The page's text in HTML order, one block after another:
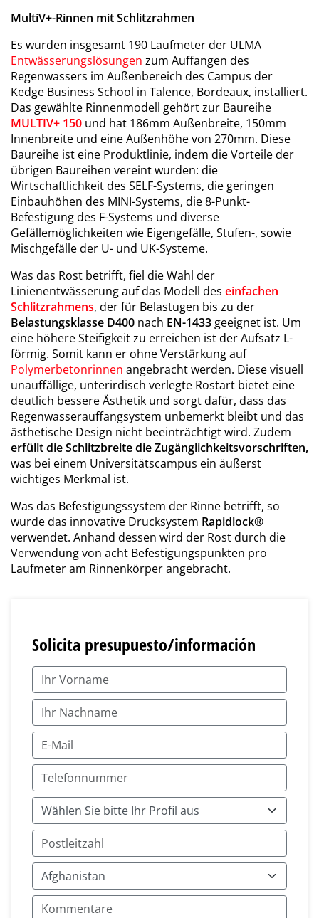
MultiV+-Rinnen mit Schlitzrahmen
Es wurden insgesamt 190 Laufmeter der ULMA
Entwässerungslösungen zum Auffangen des
Regenwassers im Außenbereich des Campus der
Kedge Business School in Talence, Bordeaux, installiert.
Das gewählte Rinnenmodell gehört zur Baureihe
MULTIV+ 150 und hat 186mm Außenbreite, 150mm
Innenbreite und eine Außenhöhe von 270mm. Diese
Baureihe ist eine Produktlinie, indem die Vorteile der
übrigen Baureihen vereint wurden: die
Wirtschaftlichkeit des SELF-Systems, die geringen
Einbauhöhen des MINI-Systems, die 8-Punkt-
Befestigung des F-Systems und diverse
Gefällemöglichkeiten wie Eigengefälle, Stufen-, sowie
Mischgefälle der U- und UK-Systeme.
Was das Rost betrifft, fiel die Wahl der
Linienentwässerung auf das Modell des einfachen
Schlitzrahmens, der für Belastugen bis zu der
Belastungsklasse D400 nach EN-1433 geeignet ist. Um
eine höhere Steifigkeit zu erreichen ist der Aufsatz L-
förmig. Somit kann er ohne Verstärkung auf
Polymerbetonrinnen angebracht werden. Diese visuell
unauffällige, unterirdisch verlegte Rostart bietet eine
deutlich bessere Ästhetik und sorgt dafür, dass das
Regenwasserauffangsystem unbemerkt bleibt und das
ästhetische Design nicht beeinträchtigt wird. Zudem
erfüllt die Schlitzbreite die Zugänglichkeitsvorschriften,
was bei einem Universitätscampus ein äußerst
wichtiges Merkmal ist.
Was das Befestigungssystem der Rinne betrifft, so
wurde das innovative Drucksystem Rapidlock®
verwendet. Anhand dessen wird der Rost durch die
Verwendung von acht Befestigungspunkten pro
Laufmeter am Rinnenkörper angebracht.
Solicita presupuesto/información